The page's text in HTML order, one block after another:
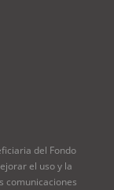
del Fondo
el uso y la
comunicaciones